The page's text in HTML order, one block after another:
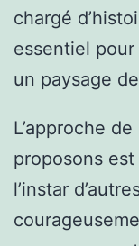
chargé
essentiel
un paysage
L’approche
proposons
l’instar